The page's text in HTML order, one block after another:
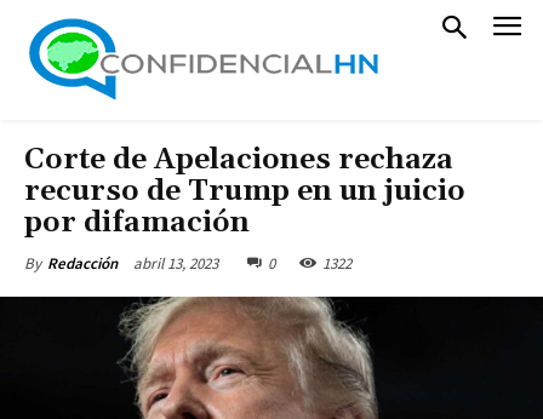
Corte de Apelaciones rechaza
recurso de Trump en un juicio
por difamación
By Redacción abril 13, 2023 0 1322